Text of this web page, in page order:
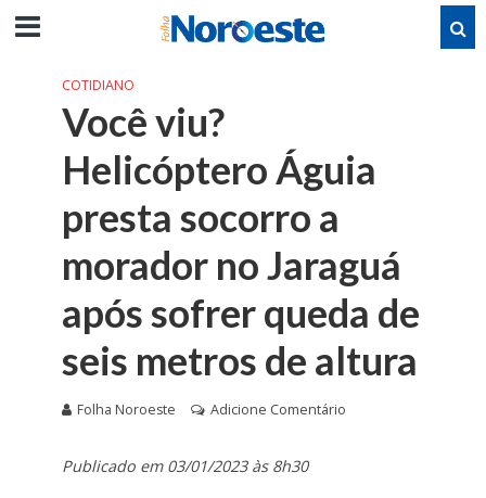
COTIDIANO
Você viu?
Helicóptero Águia
presta socorro a
morador no Jaraguá
após sofrer queda de
seis metros de altura
Folha Noroeste Adicione Comentário
Publicado em 03/01/2023 às 8h30